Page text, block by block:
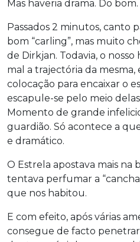
Mas haveria drama. Do bom.
Passados 2 minutos, canto
bom “carling”, mas muito
de Dirkjan. Todavia, o
mal a trajectória da mesma,
colocação para encaixar o
escapule-se pelo meio
Momento de grande
guardião. Só acontece a
e dramático.
O Estrela apostava mais na
tentava perfumar a
que nos habitou.
E com efeito, após várias
consegue de facto